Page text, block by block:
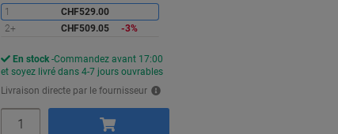
1
CHF529.00
2+
CHF509.05 -3%
En stock Commandez avant 17:00
et soyez livré dans 4-7 jours ouvrables
Livraison directe par le fournisseur